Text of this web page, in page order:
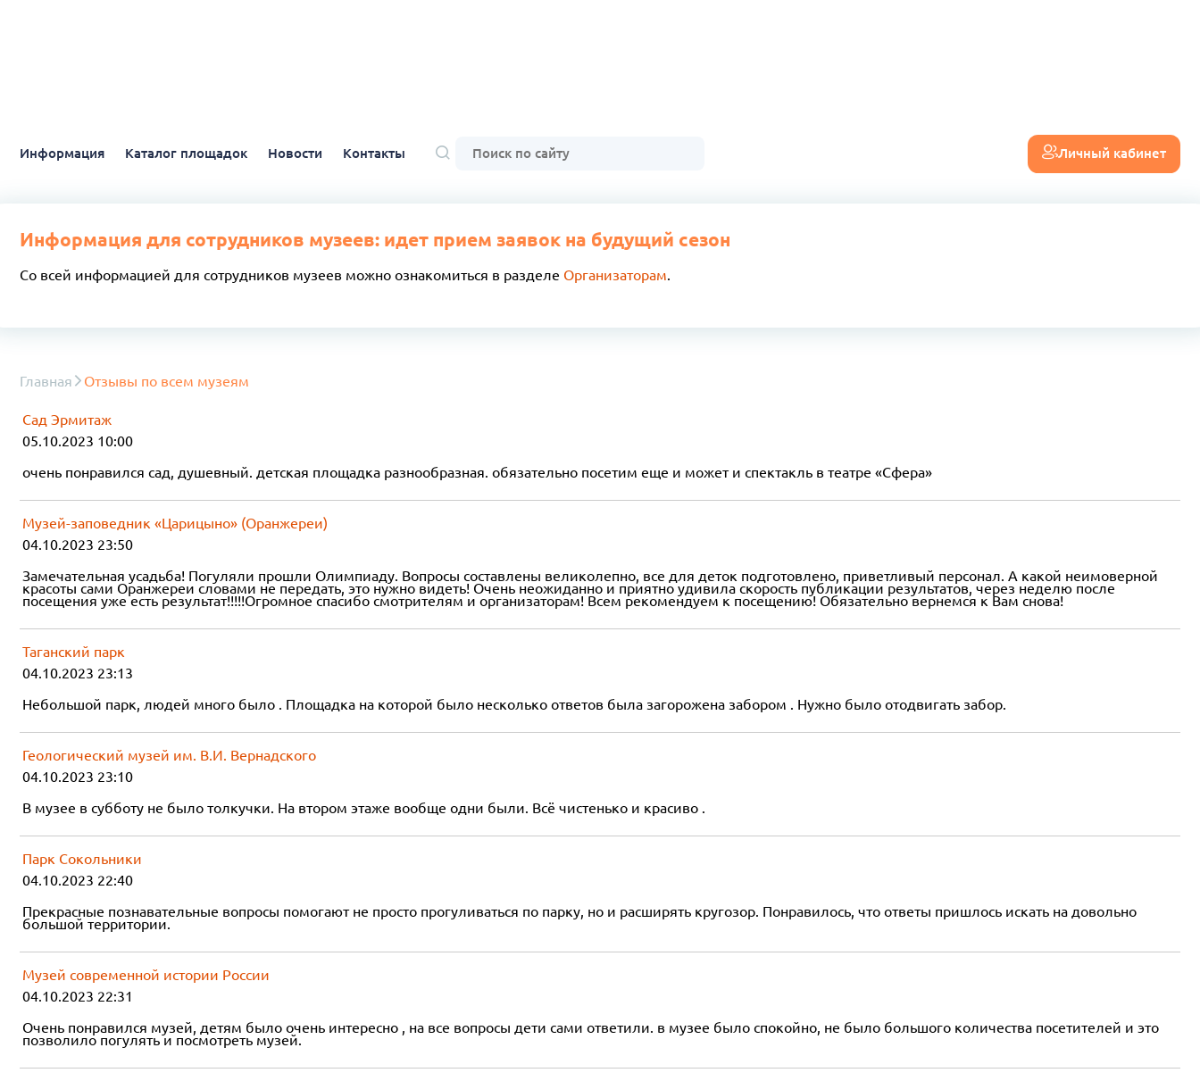
Информация Каталог площадок Новости Контакты Личный кабинет
Информация для сотрудников музеев: идет прием заявок на будущий сезон
Со всей информацией для сотрудников музеев можно ознакомиться в разделе Организаторам.
Главная Отзывы по всем музеям
Сад Эрмитаж
05.10.2023 10:00
очень понравился сад, душевный. детская площадка разнообразная. обязательно посетим еще и может и спектакль в театре «Сфера»
Музей-заповедник «Царицыно» (Оранжереи)
04.10.2023 23:50
Замечательная усадьба! Погуляли прошли Олимпиаду. Вопросы составлены великолепно, все для деток подготовлено, приветливый персонал. А какой неимоверной
красоты сами Оранжереи словами не передать, это нужно видеть! Очень неожиданно и приятно удивила скорость публикации результатов, через неделю после
посещения уже есть результат!!!!!Огромное спасибо смотрителям и организаторам! Всем рекомендуем к посещению! Обязательно вернемся к Вам снова!
Таганский парк
04.10.2023 23:13
Небольшой парк, людей много было . Площадка на которой было несколько ответов была загорожена забором . Нужно было отодвигать забор.
Геологический музей им. В.И. Вернадского
04.10.2023 23:10
В музее в субботу не было толкучки. На втором этаже вообще одни были. Всё чистенько и красиво .
Парк Сокольники
04.10.2023 22:40
Прекрасные познавательные вопросы помогают не просто прогуливаться по парку, но и расширять кругозор. Понравилось, что ответы пришлось искать на довольно
большой территории.
Музей современной истории России
04.10.2023 22:31
Очень понравился музей, детям было очень интересно , на все вопросы дети сами ответили. в музее было спокойно, не было большого количества посетителей и это
позволило погулять и посмотреть музей.